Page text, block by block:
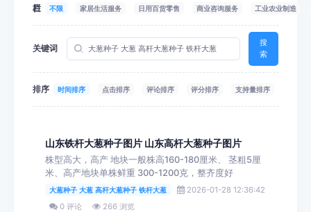
栏目 不限 家居生活服务 日用百货零售 商业咨询服务 工业农业制造
关键词
搜
索
排序 时间排序 点击排序 评论排序 评分排序 支持量排序
山东铁杆大葱种子图片 山东高杆大葱种子图片
株型高大，高产 地块一般株高160-180厘米、 茎粗5厘
米、高产地块单株鲜重 300-1200克，整齐度好
大葱种子 大葱 高杆大葱种子 铁杆大葱
2026-01-28 12:36:42
0 评论
266 浏览